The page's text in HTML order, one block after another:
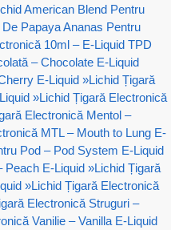
American Blend Pentru
Papaya Ananas Pentru
10ml – E-Liquid TPD
– Chocolate E-Liquid
E-Liquid »Lichid Țigară
»Lichid Țigară Electronică
Electronică Mentol –
MTL – Mouth to Lung E-
Pod – Pod System E-Liquid
Peach E-Liquid »Lichid Țigară
»Lichid Țigară Electronică
Electronică Struguri –
Vanilie – Vanilla E-Liquid